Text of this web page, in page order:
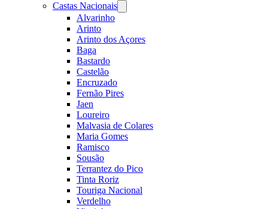
Castas Nacionais
menu
Alvarinho
Arinto
Arinto dos Açores
Baga
Bastardo
Castelão
Encruzado
Fernão Pires
Jaen
Loureiro
Malvasia de Colares
Maria Gomes
Ramisco
Sousão
Terrantez do Pico
Tinta Roriz
Touriga Nacional
Verdelho